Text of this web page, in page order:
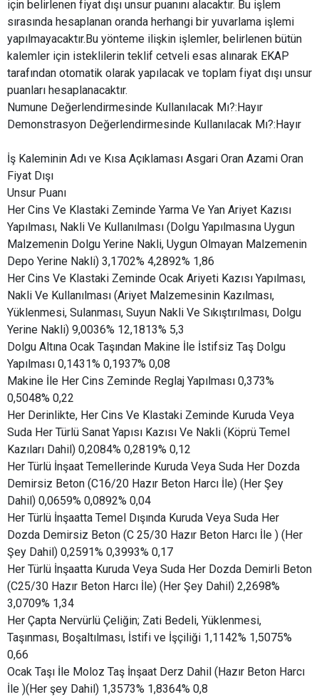
için belirlenen fiyat dışı unsur puanını alacaktır. Bu işlem
sırasında hesaplanan oranda herhangi bir yuvarlama işlemi
yapılmayacaktır.Bu yönteme ilişkin işlemler, belirlenen bütün
kalemler için isteklilerin teklif cetveli esas alınarak EKAP
tarafından otomatik olarak yapılacak ve toplam fiyat dışı unsur
puanları hesaplanacaktır.
Numune Değerlendirmesinde Kullanılacak Mı?:Hayır
Demonstrasyon Değerlendirmesinde Kullanılacak Mı?:Hayır
İş Kaleminin Adı ve Kısa Açıklaması Asgari Oran Azami Oran
Fiyat Dışı
Unsur Puanı
Her Cins Ve Klastaki Zeminde Yarma Ve Yan Ariyet Kazısı
Yapılması, Nakli Ve Kullanılması (Dolgu Yapılmasına Uygun
Malzemenin Dolgu Yerine Nakli, Uygun Olmayan Malzemenin
Depo Yerine Nakli) 3,1702% 4,2892% 1,86
Her Cins Ve Klastaki Zeminde Ocak Ariyeti Kazısı Yapılması,
Nakli Ve Kullanılması (Ariyet Malzemesinin Kazılması,
Yüklenmesi, Sulanması, Suyun Nakli Ve Sıkıştırılması, Dolgu
Yerine Nakli) 9,0036% 12,1813% 5,3
Dolgu Altına Ocak Taşından Makine İle İstifsiz Taş Dolgu
Yapılması 0,1431% 0,1937% 0,08
Makine İle Her Cins Zeminde Reglaj Yapılması 0,373%
0,5048% 0,22
Her Derinlikte, Her Cins Ve Klastaki Zeminde Kuruda Veya
Suda Her Türlü Sanat Yapısı Kazısı Ve Nakli (Köprü Temel
Kazıları Dahil) 0,2084% 0,2819% 0,12
Her Türlü İnşaat Temellerinde Kuruda Veya Suda Her Dozda
Demirsiz Beton (C16/20 Hazır Beton Harcı İle) (Her Şey
Dahil) 0,0659% 0,0892% 0,04
Her Türlü İnşaatta Temel Dışında Kuruda Veya Suda Her
Dozda Demirsiz Beton (C 25/30 Hazır Beton Harcı İle ) (Her
Şey Dahil) 0,2591% 0,3993% 0,17
Her Türlü İnşaatta Kuruda Veya Suda Her Dozda Demirli Beton
(C25/30 Hazır Beton Harcı İle) (Her Şey Dahil) 2,2698%
3,0709% 1,34
Her Çapta Nervürlü Çeliğin; Zati Bedeli, Yüklenmesi,
Taşınması, Boşaltılması, İstifi ve İşçiliği 1,1142% 1,5075%
0,66
Ocak Taşı İle Moloz Taş İnşaat Derz Dahil (Hazır Beton Harcı
İle )(Her şey Dahil) 1,3573% 1,8364% 0,8